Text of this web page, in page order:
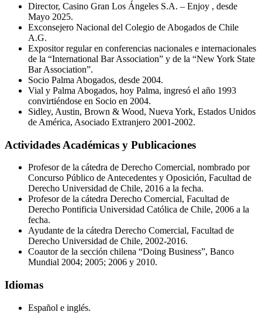
Director, Casino Gran Los Ángeles S.A. – Enjoy , desde
Mayo 2025.
Exconsejero Nacional del Colegio de Abogados de Chile
A.G.
Expositor regular en conferencias nacionales e internacionales
de la “International Bar Association” y de la “New York State
Bar Association”.
Socio Palma Abogados, desde 2004.
Vial y Palma Abogados, hoy Palma, ingresó el año 1993
convirtiéndose en Socio en 2004.
Sidley, Austin, Brown & Wood, Nueva York, Estados Unidos
de América, Asociado Extranjero 2001-2002.
Actividades Académicas y Publicaciones
Profesor de la cátedra de Derecho Comercial, nombrado por
Concurso Público de Antecedentes y Oposición, Facultad de
Derecho Universidad de Chile, 2016 a la fecha.
Profesor de la cátedra Derecho Comercial, Facultad de
Derecho Pontificia Universidad Católica de Chile, 2006 a la
fecha.
Ayudante de la cátedra Derecho Comercial, Facultad de
Derecho Universidad de Chile, 2002-2016.
Coautor de la sección chilena “Doing Business”, Banco
Mundial 2004; 2005; 2006 y 2010.
Idiomas
Español e inglés.